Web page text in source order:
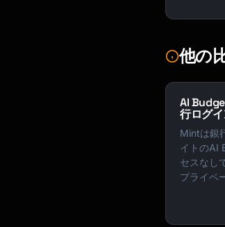
他の
AI
行ログ
Mintは銀
イトのAI
セスなし
プライベ